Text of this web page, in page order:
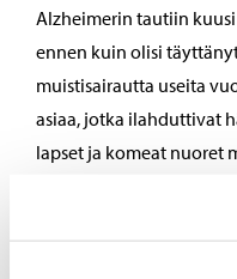
Alzheimerin tautiin
ennen kuin olisi
muistisairautta useita
asiaa, jotka ilahduttivat
lapset ja komeat nuoret
Sirkka-mummi olisi